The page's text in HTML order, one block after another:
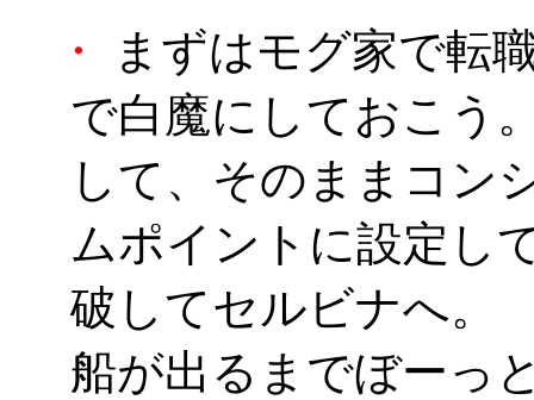
・
まずはモグ家で転
で白魔にしておこう
して、そのままコン
ムポイントに設定し
破してセルビナへ。
船が出るまでぼーっ